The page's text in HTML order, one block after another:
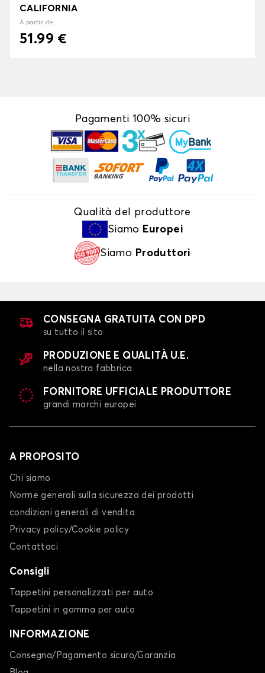
CALIFORNIA
À partir de
51.99 €
Pagamenti 100% sicuri
Qualità del produttore
Siamo Europei
Siamo Produttori
CONSEGNA GRATUITA CON DPD
su tutto il sito
PRODUZIONE E QUALITÀ U.E.
nella nostra fabbrica
FORNITORE UFFICIALE PRODUTTORE
grandi marchi europei
A PROPOSITO
Chi siamo
Norme generali sulla sicurezza dei prodotti
condizioni generali di vendita
Privacy policy/Cookie policy
Contattaci
Consigli
Tappetini personalizzati per auto
Tappetini in gomma per auto
INFORMAZIONE
Consegna/Pagamento sicuro/Garanzia